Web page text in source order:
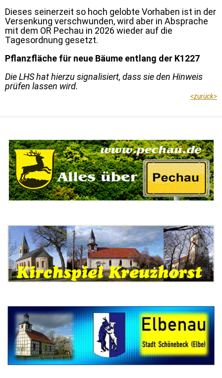
Dieses seinerzeit so hoch gelobte Vorhaben ist in der
Versenkung verschwunden, wird aber in Absprache
mit dem OR Pechau in 2026 wieder auf die
Tagesordnung gesetzt.
Pflanzfläche für neue Bäume entlang der K1227
Die LHS hat hierzu signalisiert, dass sie den Hinweis
prüfen lassen wird.
<zurück>